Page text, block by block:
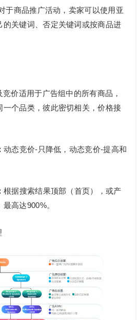
于商品推广活动，卖家可以使用亚
的关键词、否定关键词或按商品进
价适用于广告组中的所有商品，
一个品类，彼此密切相关，价格接
动态竞价-只降低，动态竞价-提高和
根据搜索结果顶部（首页），或产
高达900%。